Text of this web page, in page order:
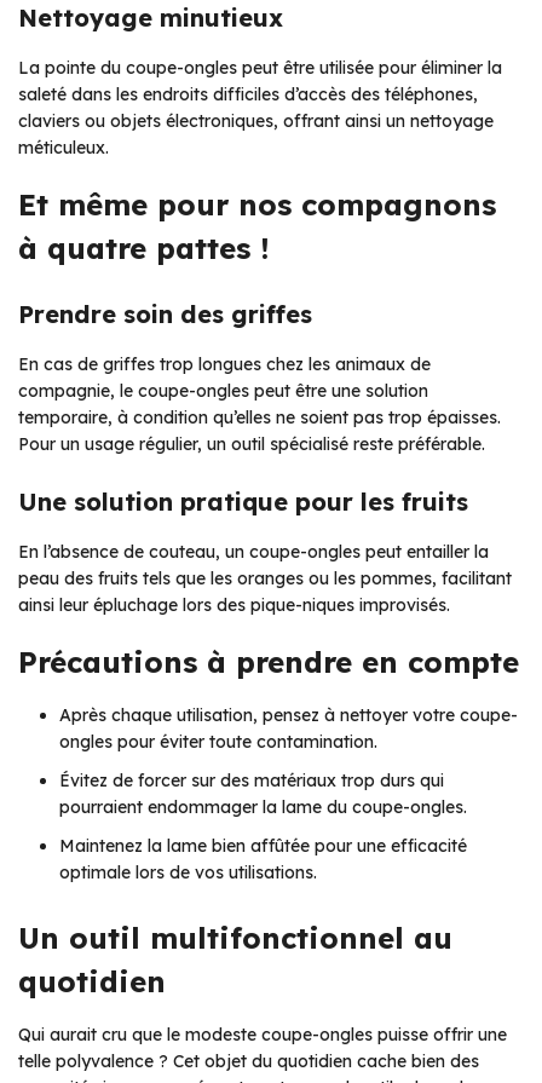
Nettoyage minutieux
La pointe du coupe-ongles peut être utilisée pour éliminer la
saleté dans les endroits difficiles d’accès des téléphones,
claviers ou objets électroniques, offrant ainsi un nettoyage
méticuleux.
Et même pour nos compagnons
à quatre pattes !
Prendre soin des griffes
En cas de griffes trop longues chez les animaux de
compagnie, le coupe-ongles peut être une solution
temporaire, à condition qu’elles ne soient pas trop épaisses.
Pour un usage régulier, un outil spécialisé reste préférable.
Une solution pratique pour les fruits
En l’absence de couteau, un coupe-ongles peut entailler la
peau des fruits tels que les oranges ou les pommes, facilitant
ainsi leur épluchage lors des pique-niques improvisés.
Précautions à prendre en compte
Après chaque utilisation, pensez à nettoyer votre coupe-
ongles pour éviter toute contamination.
Évitez de forcer sur des matériaux trop durs qui
pourraient endommager la lame du coupe-ongles.
Maintenez la lame bien affûtée pour une efficacité
optimale lors de vos utilisations.
Un outil multifonctionnel au
quotidien
Qui aurait cru que le modeste coupe-ongles puisse offrir une
telle polyvalence ? Cet objet du quotidien cache bien des